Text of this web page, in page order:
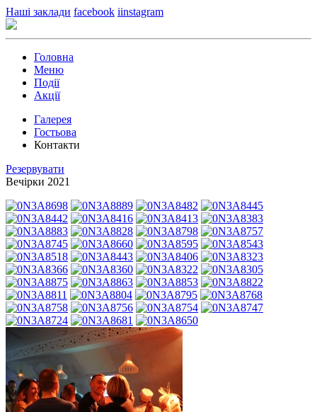
Наші заклади facebook iinstagram
Головна
Меню
Події
Акції
Гaлерея
Гостьова
Контакти
Резервувати
Вечірки 2021